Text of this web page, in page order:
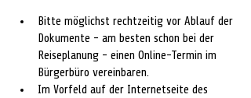
Bitte möglichst rechtzeitig vor Ablauf der
Dokumente - am besten schon bei der
Reiseplanung - einen Online-Termin im
Bürgerbüro vereinbaren.
Im Vorfeld auf der Internetseite des